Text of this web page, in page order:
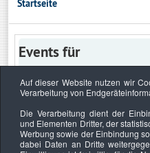
Startseite
Events für
Keine Termine
Auf dieser Website nutzen wir
Verarbeitung von
Die Verarbeitung dient der
und Elementen Dritter, der
Werbung sowie der Einbindung
dabei Daten an Dritte